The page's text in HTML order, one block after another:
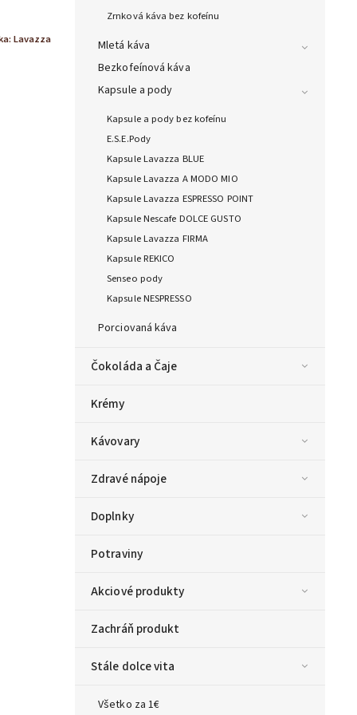
Zrnková káva bez kofeínu
Mletá káva
Bezkofeínová káva
Kapsule a pody
Kapsule a pody bez kofeínu
E.S.E.Pody
Kapsule Lavazza BLUE
Kapsule Lavazza A MODO MIO
Kapsule Lavazza ESPRESSO POINT
Kapsule Nescafe DOLCE GUSTO
Kapsule Lavazza FIRMA
Kapsule REKICO
Senseo pody
Kapsule NESPRESSO
Porciovaná káva
Čokoláda a Čaje
Krémy
Kávovary
Zdravé nápoje
Doplnky
Potraviny
Akciové produkty
Zachráň produkt
Stále dolce vita
Všetko za 1€
Lavazza